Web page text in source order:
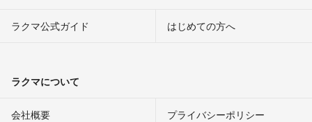
ラクマ公式ガイド はじめての方へ
ラクマについて
会社概要 プライバシーポリシー